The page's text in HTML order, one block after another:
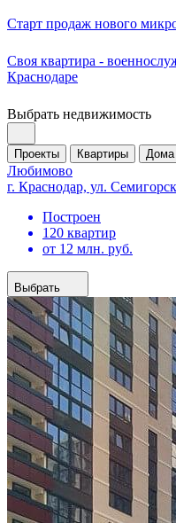
Старт продаж нового
Своя квартира -
Краснодаре
Выбрать недвижимость
Проекты Квартиры Дома
Любимово
г. Краснодар, ул.
Построен
120 квартир
от 12 млн. руб.
Выбрать